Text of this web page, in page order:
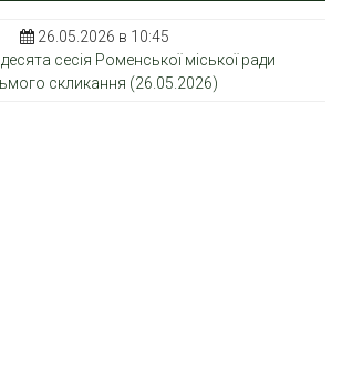
26.05.2026 в 10:45
сесія Роменської міської ради
скликання (26.05.2026)